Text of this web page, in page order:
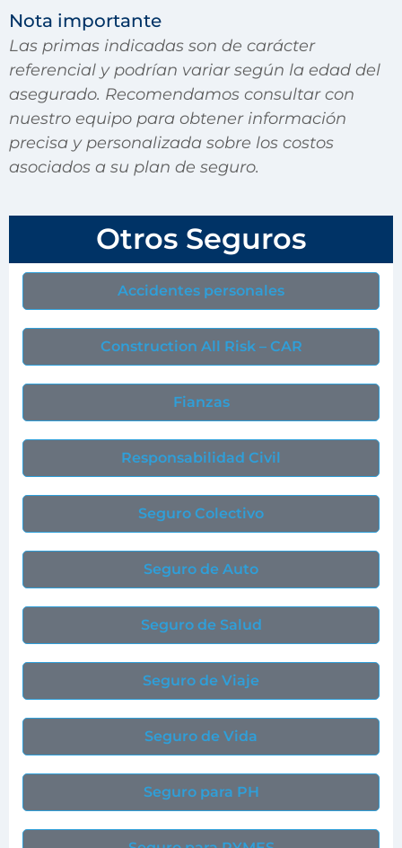
Nota importante
Las primas indicadas son de carácter
referencial y podrían variar según la edad del
asegurado. Recomendamos consultar con
nuestro equipo para obtener información
precisa y personalizada sobre los costos
asociados a su plan de seguro.
Otros Seguros
Accidentes personales
Construction All Risk – CAR
Fianzas
Responsabilidad Civil
Seguro Colectivo
Seguro de Auto
Seguro de Salud
Seguro de Viaje
Seguro de Vida
Seguro para PH